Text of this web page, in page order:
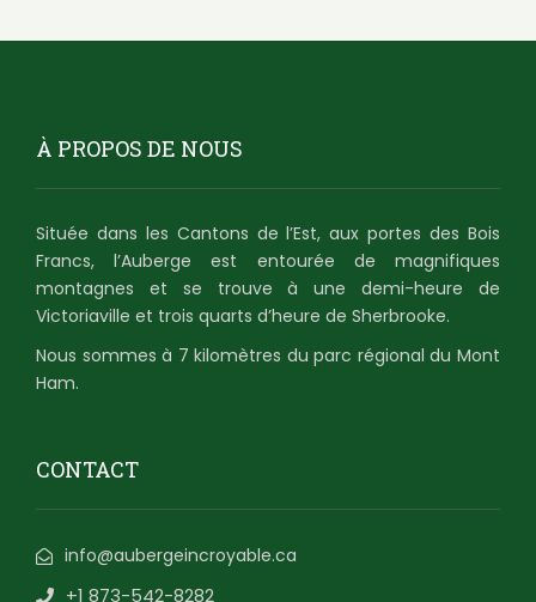
À PROPOS DE NOUS
Située dans les Cantons de l’Est, aux portes des Bois
Francs, l’Auberge est entourée de magnifiques
montagnes et se trouve à une demi-heure de
Victoriaville et trois quarts d’heure de Sherbrooke.
Nous sommes à 7 kilomètres du parc régional du Mont
Ham.
CONTACT
info@aubergeincroyable.ca
+1 873-542-8282